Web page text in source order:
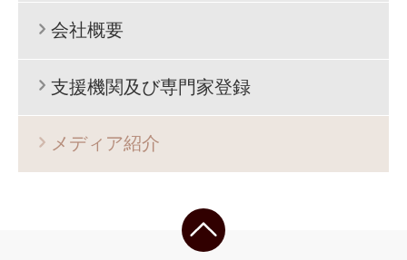
会社概要
支援機関及び専門家登録
メディア紹介